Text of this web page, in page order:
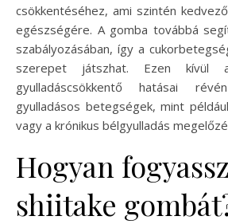
csökkentéséhez, ami szintén
egészségére. A gomba továbbá
szabályozásában, így a
szerepet játszhat. Ezen kívül
gyulladáscsökkentő hatásai
gyulladásos betegségek, mint
vagy a krónikus bélgyulladás
Hogyan
shiitake